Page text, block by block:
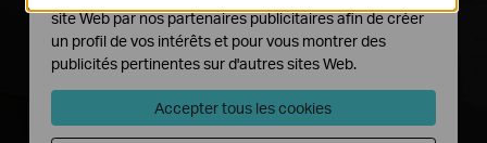
Zones privées, évadez-vous !
site Web par nos partenaires publicitaires afin de créer
un profil de vos intérêts et pour vous montrer des
publicités pertinentes sur d'autres sites Web.
Accepter tous les cookies